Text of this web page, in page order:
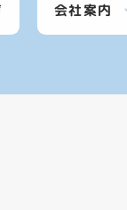
会社案内